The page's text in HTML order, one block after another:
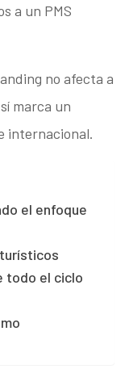
a un PMS
no afecta a
marca un
internacional.
el enfoque
todo el ciclo